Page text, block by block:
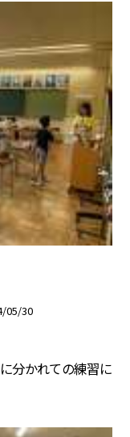
05/30
分かれての練習に